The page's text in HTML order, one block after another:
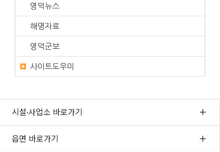
영덕뉴스
해명자료
영덕군보
사이트도우미
시설·사업소 바로가기
읍면 바로가기